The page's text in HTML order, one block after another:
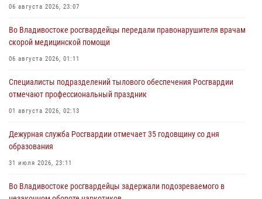
06 августа 2026, 23:07
Во Владивостоке росгвардейцы передали правонарушителя врачам
скорой медицинской помощи
06 августа 2026, 01:11
Специалисты подразделений тылового обеспечения Росгвардии
отмечают профессиональный праздник
01 августа 2026, 02:13
Дежурная служба Росгвардии отмечает 35 годовщину со дня
образования
31 июля 2026, 23:11
Во Владивостоке росгвардейцы задержали подозреваемого в